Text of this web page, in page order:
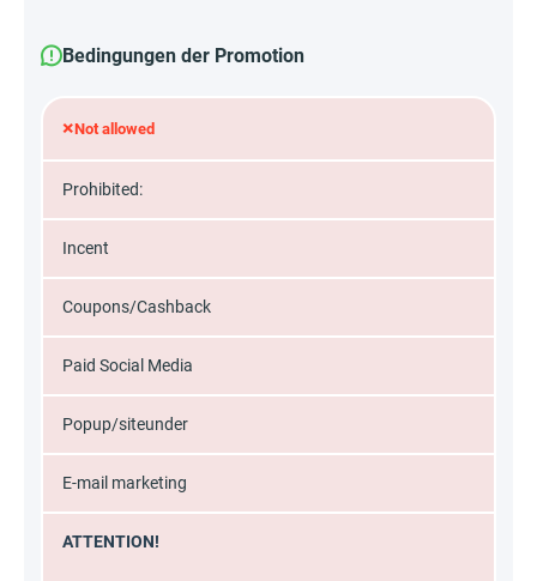
Bedingungen der Promotion
×Not allowed
Prohibited:
Incent
Coupons/Cashback
Paid Social Media
Popup/siteunder
E-mail marketing
ATTENTION!